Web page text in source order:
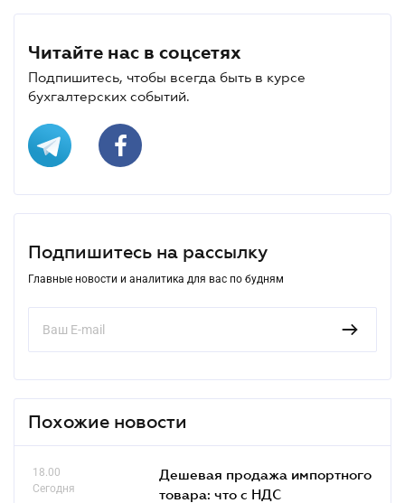
Читайте нас в соцсетях
Подпишитесь, чтобы всегда быть в курсе
бухгалтерских событий.
Подпишитесь на рассылку
Главные новости и аналитика для вас по будням
Похожие новости
18.00
Сегодня
Дешевая продажа импортного
товара: что c НДС